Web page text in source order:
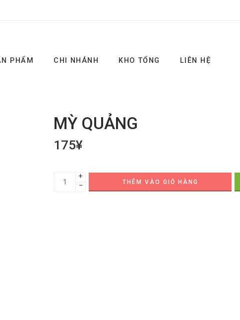
PHẨM CHI NHÁNH KHO TỔNG LIÊN HỆ
MỲ QUẢNG
175¥
+
−
THÊM VÀO GIỎ HÀNG